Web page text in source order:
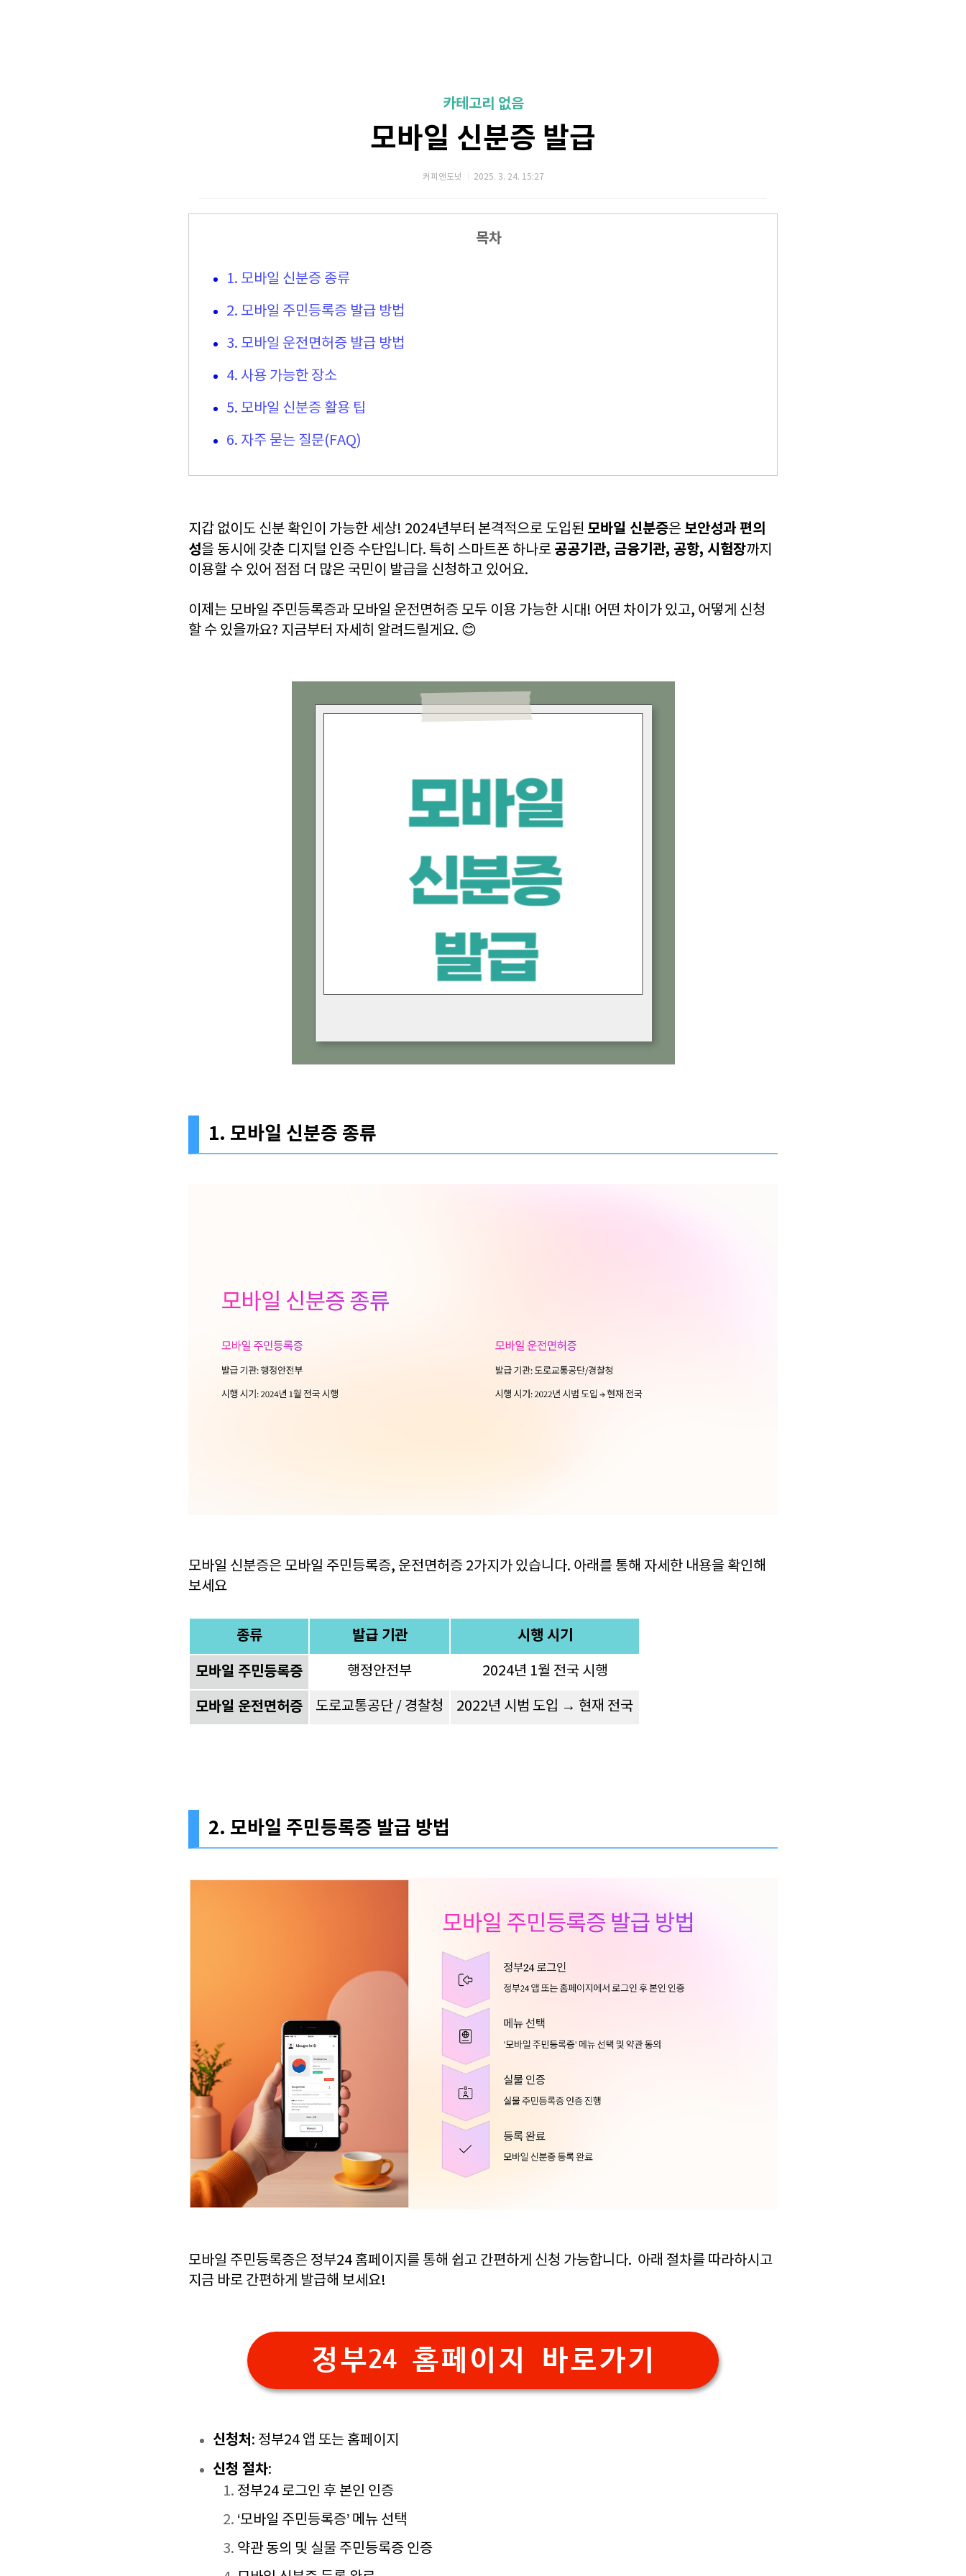
카테고리 없음
모바일 신분증 발급
커피앤도넛 2025. 3. 24. 15:27
목차
1. 모바일 신분증 종류
2. 모바일 주민등록증 발급 방법
3. 모바일 운전면허증 발급 방법
4. 사용 가능한 장소
5. 모바일 신분증 활용 팁
6. 자주 묻는 질문(FAQ)
지갑 없이도 신분 확인이 가능한 세상! 2024년부터 본격적으로 도입된 모바일 신분증은 보안성과 편의
성을 동시에 갖춘 디지털 인증 수단입니다. 특히 스마트폰 하나로 공공기관, 금융기관, 공항, 시험장까지
이용할 수 있어 점점 더 많은 국민이 발급을 신청하고 있어요.
이제는 모바일 주민등록증과 모바일 운전면허증 모두 이용 가능한 시대! 어떤 차이가 있고, 어떻게 신청
할 수 있을까요? 지금부터 자세히 알려드릴게요. 😊
1. 모바일 신분증 종류
모바일 신분증은 모바일 주민등록증, 운전면허증 2가지가 있습니다. 아래를 통해 자세한 내용을 확인해
보세요
종류 발급 기관 시행 시기
모바일 주민등록증 행정안전부 2024년 1월 전국 시행
모바일 운전면허증 도로교통공단 / 경찰청 2022년 시범 도입 → 현재 전국
2. 모바일 주민등록증 발급 방법
모바일 주민등록증은 정부24 홈페이지를 통해 쉽고 간편하게 신청 가능합니다. 아래 절차를 따라하시고
지금 바로 간편하게 발급해 보세요!
정부24 홈페이지 바로가기
신청처 : 정부24 앱 또는 홈페이지
신청 절차:
정부24 로그인 후 본인 인증
‘모바일 주민등록증’ 메뉴 선택
약관 동의 및 실물 주민등록증 인증